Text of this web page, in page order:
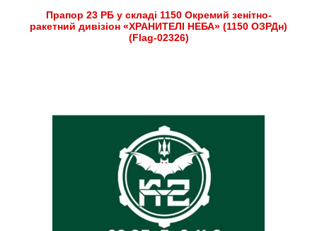
Прапор 23 РБ у складі 1150 Окремий зенітно-
ракетний дивізіон «ХРАНИТЕЛІ НЕБА» (1150 ОЗРДн)
(Flag-02326)